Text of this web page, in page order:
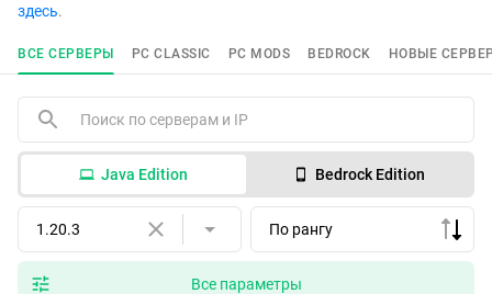
здесь.
ВСЕ СЕРВЕРЫ PC CLASSIC PC MODS BEDROCK НОВЫЕ
Java Edition Bedrock Edition
1.20.3 По рангу
Все параметры